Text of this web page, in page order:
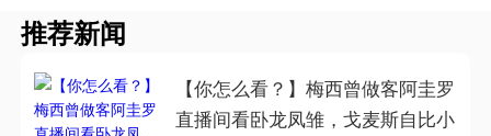
推荐新闻
【你怎么看？】梅西曾做客阿圭罗
直播间看卧龙凤雏，戈麦斯自比小